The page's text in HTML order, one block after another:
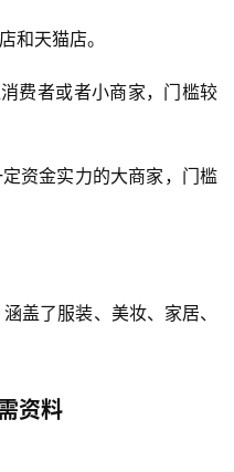
和天猫店。
费者或者小商家，门槛较
定资金实力的大商家，门槛
盖了服装、美妆、家居、
资料